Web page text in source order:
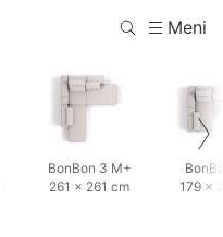
Meni
BonBon 3 M+
261 × 261 cm
179 ×